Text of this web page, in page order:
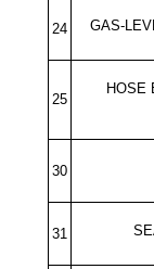
24
GAS-
25
HOSE
30
31